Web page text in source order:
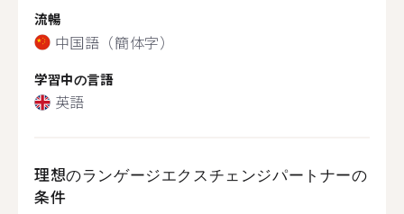
流暢
中国語（簡体字）
学習中の言語
英語
理想のランゲージエクスチェンジパートナーの
条件